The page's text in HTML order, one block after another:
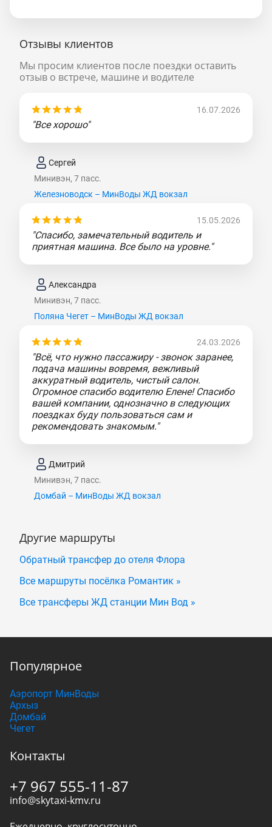
Отзывы клиентов
Мы просим клиентов после поездки оставить
отзыв о встрече, машине и водителе
16.07.2026
"Все хорошо"
Сергей
Минивэн, 7 пасс.
Железноводск – МинВоды ЖД вокзал
15.05.2026
"Спасибо, замечательный водитель и
приятная машина. Все было на уровне."
Александра
Минивэн, 7 пасс.
Поляна Чегет – МинВоды ЖД вокзал
24.03.2026
"Всё, что нужно пассажиру - звонок заранее,
подача машины вовремя, вежливый
аккуратный водитель, чистый салон.
Огромное спасибо водителю Елене! Спасибо
вашей компании, однозначно в следующих
поездках буду пользоваться сам и
рекомендовать знакомым."
Дмитрий
Минивэн, 7 пасс.
Домбай – МинВоды ЖД вокзал
Другие маршруты
Обратный трансфер до отеля Флора
Все маршруты посёлка Романтик »
Все трансферы ЖД станции Мин Вод »
Популярное
Аэропорт МинВоды
Архыз
Домбай
Чегет
Контакты
+7 967 555-11-87
info@skytaxi-kmv.ru